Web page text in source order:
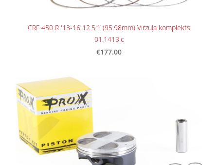
CRF 450 R '13-16 12.5:1 (95.98mm) Virzuļa komplekts
01.1413.c
€177.00